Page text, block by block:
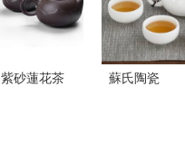
術魅力
紫砂蓮花茶
蘇氏陶瓷